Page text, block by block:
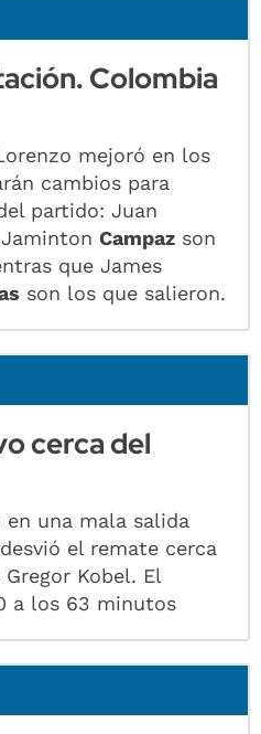
Colombia
mejoró en los
cambios para
partido: Juan
Campaz son
que James
son los que salieron.
cerca del
en una mala salida
el remate cerca
Kobel. El
a los 63 minutos